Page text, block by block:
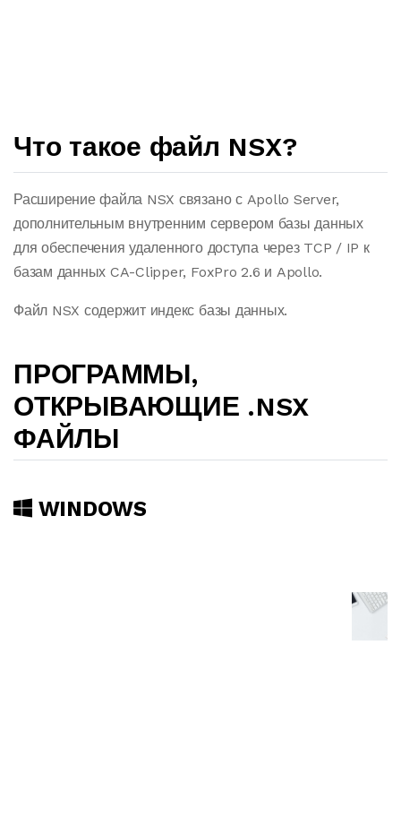
Что такое файл NSX?
Расширение файла NSX связано с Apollo Server,
дополнительным внутренним сервером базы данных
для обеспечения удаленного доступа через TCP / IP к
базам данных CA-Clipper, FoxPro 2.6 и Apollo.
Файл NSX содержит индекс базы данных.
ПРОГРАММЫ,
ОТКРЫВАЮЩИЕ .NSX
ФАЙЛЫ
WINDOWS